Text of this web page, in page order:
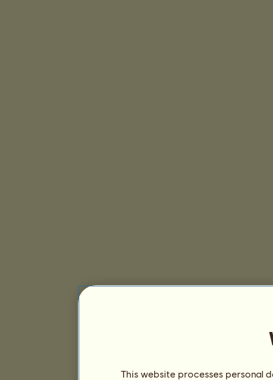
This website processes personal